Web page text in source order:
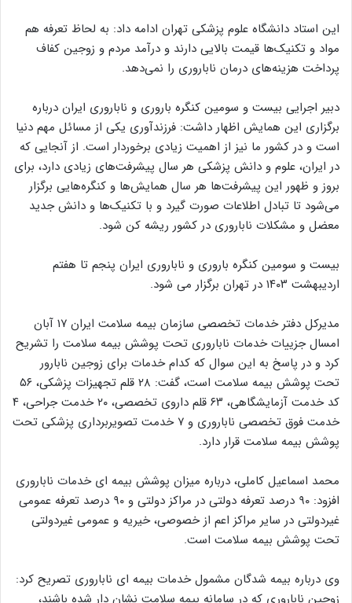
این استاد دانشگاه علوم پزشکی تهران ادامه داد: به لحاظ تعرفه هم
مواد و تکنیک‌ها قیمت بالایی دارند و درآمد مردم و زوجین کفاف
پرداخت هزینه‌های درمان ناباروری را نمی‌دهد.
دبیر اجرایی بیست و سومین کنگره باروری و ناباروری ایران درباره
برگزاری این همایش اظهار داشت: فرزندآوری یکی از مسائل مهم دنیا
است و در کشور ما نیز از اهمیت زیادی برخوردار است. از آنجایی که
در ایران، علوم و دانش پزشکی هر سال پیشرفت‌های زیادی دارد، برای
بروز و ظهور این پیشرفت‌ها هر سال همایش‌ها و کنگره‌هایی برگزار
می‌شود تا تبادل اطلاعات صورت گیرد و با تکنیک‌ها و دانش جدید
معضل و مشکلات ناباروری در کشور ریشه کن شود.
بیست و سومین کنگره باروری و ناباروری ایران پنجم تا هفتم
اردیبهشت ۱۴۰۳ در تهران برگزار می شود.
مدیرکل دفتر خدمات تخصصی سازمان بیمه سلامت ایران ۱۷ آبان
امسال جزییات خدمات ناباروری تحت پوشش بیمه سلامت را تشریح
کرد و در پاسخ به این سوال که کدام خدمات برای زوجین نابارور
تحت پوشش بیمه سلامت است، گفت: ۲۸ قلم تجهیزات پزشکی، ۵۶
کد خدمت آزمایشگاهی، ۶۳ قلم داروی تخصصی، ۲۰ خدمت جراحی، ۴
خدمت فوق تخصصی ناباروری و ۷ خدمت تصویربرداری پزشکی تحت
پوشش بیمه سلامت قرار دارد.
محمد اسماعیل کاملی، درباره میزان پوشش بیمه ای خدمات ناباروری
افزود: ۹۰ درصد تعرفه دولتی در مراکز دولتی و ۹۰ درصد تعرفه عمومی
غیردولتی در سایر مراکز اعم از خصوصی، خیریه و عمومی غیردولتی
تحت پوشش بیمه سلامت است.
وی درباره بیمه شدگان مشمول خدمات بیمه ای ناباروری تصریح کرد:
زوجین ناباروری که در سامانه بیمه سلامت نشان دار شده باشند،